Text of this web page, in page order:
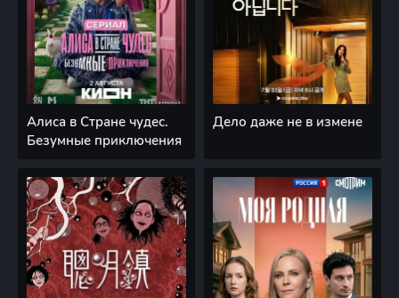
Алиса в Стране чудес.
Безумные приключения
Дело даже не в измене